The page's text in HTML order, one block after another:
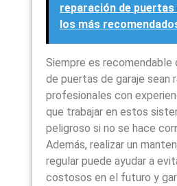
reparación de
los más
Siempre es recomendable
de puertas de garaje sean
profesionales con
que trabajar en estos
peligroso si no se hace
Además, realizar un
regular puede ayudar a
costosos en el futuro y